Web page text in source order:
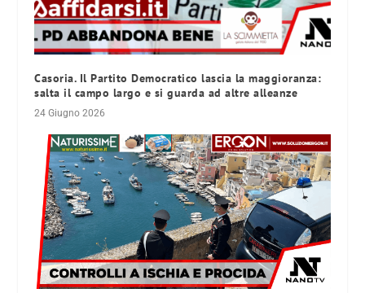
Casoria. Il Partito Democratico lascia la maggioranza:
salta il campo largo e si guarda ad altre alleanze
24 Giugno 2026